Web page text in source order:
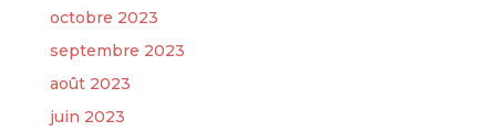
octobre 2023
septembre 2023
août 2023
juin 2023